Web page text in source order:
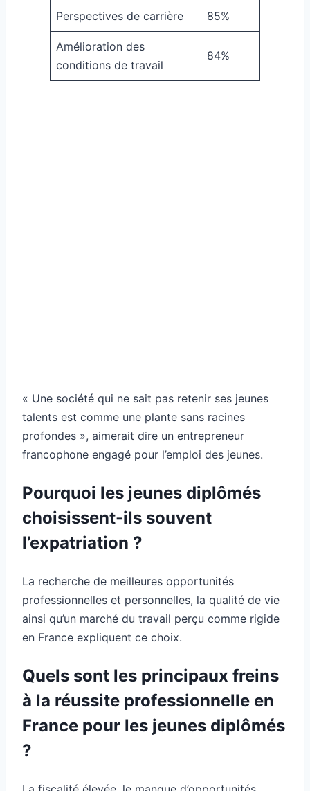
Perspectives de carrière 85%
Amélioration des
conditions de travail
84%
« Une société qui ne sait pas retenir ses jeunes
talents est comme une plante sans racines
profondes », aimerait dire un entrepreneur
francophone engagé pour l’emploi des jeunes.
Pourquoi les jeunes diplômés
choisissent-ils souvent
l’expatriation ?
La recherche de meilleures opportunités
professionnelles et personnelles, la qualité de vie
ainsi qu’un marché du travail perçu comme rigide
en France expliquent ce choix.
Quels sont les principaux freins
à la réussite professionnelle en
France pour les jeunes diplômés
?